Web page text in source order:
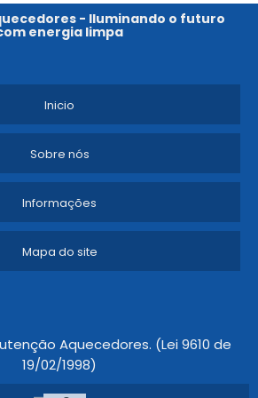
- Iluminando o futuro
energia limpa
Inicio
Sobre nós
Informações
Mapa do site
Aquecedores. (Lei 9610 de
19/02/1998)